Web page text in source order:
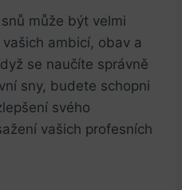
může být velmi
ambicí, obav a
se naučíte správně
sny, budete schopni
svého
vašich profesních